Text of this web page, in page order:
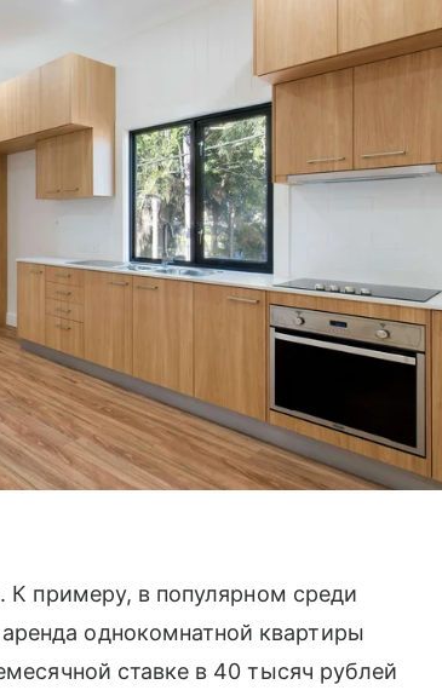
К примеру, в популярном среди
однокомнатной квартиры
ставке в 40 тысяч рублей